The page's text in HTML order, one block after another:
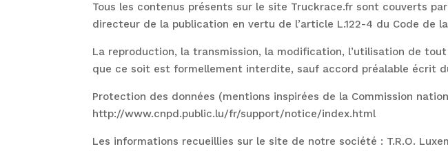
Tous les contenus présents sur le site Truckrace.fr sont couverts
directeur de la publication en vertu de l’article L.122-4 du Code de
La reproduction, la transmission, la modification, l’utilisation de
que ce soit est formellement interdite, sauf accord préalable écrit
Protection des données (mentions inspirées de la Commission
http://www.cnpd.public.lu/fr/support/notice/index.html
Les informations recueillies sur le site de notre société : T.R.O.